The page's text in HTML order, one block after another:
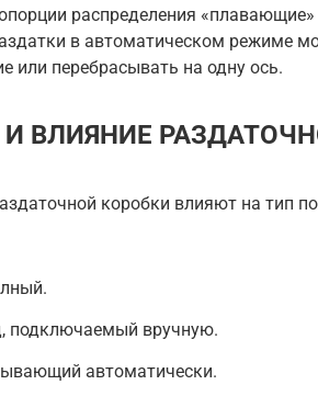
распределения
в автоматическом режиме
или перебрасывать на одну ось.
ВЛИЯНИЕ
коробки влияют на тип
подключаемый вручную.
автоматически.